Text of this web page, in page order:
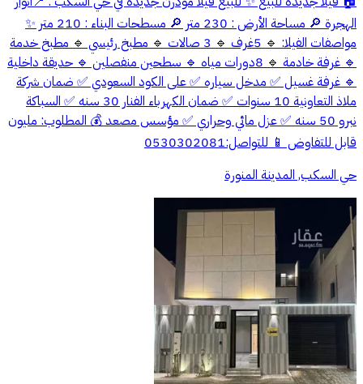
الهجرة 🔎 مساحة الأرض : 230 متر 🔎 مسطحات البناء : 210 متر ✨
مواصفات الفيلا: 🔹 5غرف 🔹 3 صالات 🔹 مطبخ رئيسي 🔹 مطبخ خدمة
🔹 غرفة خادمة 🔹 8دورات مياه 🔹 سطحين منفصلين 🔹 حديقة داخلية
🔹 غرفة غسيل ✅ مدخل سياره ✅ على الكود السعودي ✅ ضمان شركة
ملاذ التعاونية 10 سنوات ✅ ضمان الكهرباء الفنار 30 سنه ✅ السباكة
نبرو 50 سنه ✅ عزل مائي وحراري ✅ مؤسس مصعد 💰 المطلوب: مليون
قابل للتفاوض 📱 للتواصل:0530302081
حي السكب, المدينة المنورة